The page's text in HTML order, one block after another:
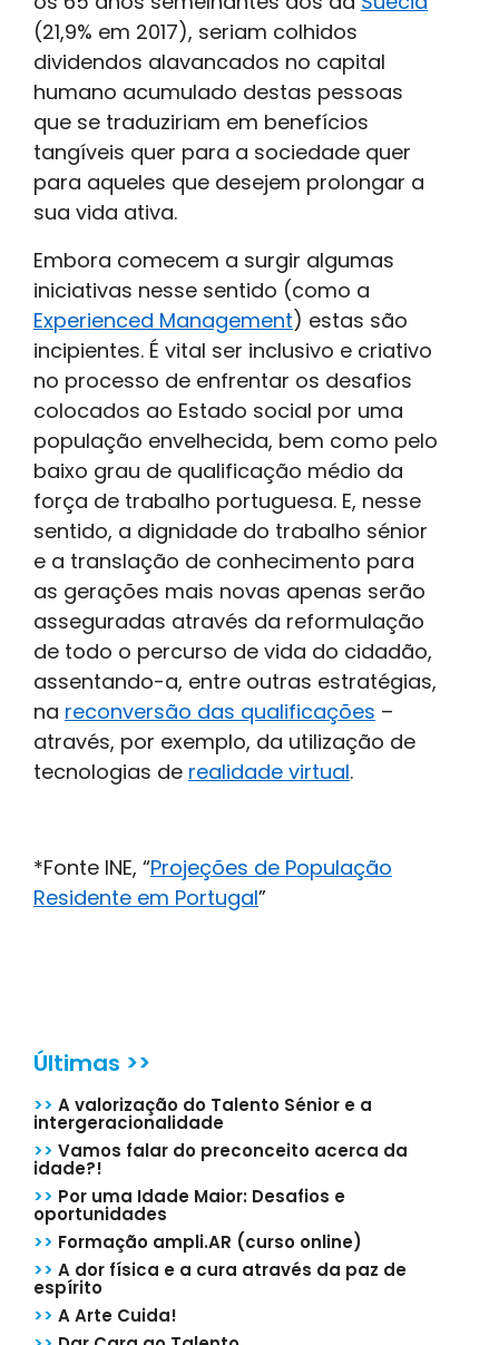
(21,9% em 2017), seriam colhidos
dividendos alavancados no capital
humano acumulado destas pessoas
que se traduziriam em benefícios
tangíveis quer para a sociedade quer
para aqueles que desejem prolongar a
sua vida ativa.
Embora comecem a surgir algumas
iniciativas nesse sentido (como a
Experienced Management) estas são
incipientes. É vital ser inclusivo e criativo
no processo de enfrentar os desafios
colocados ao Estado social por uma
população envelhecida, bem como pelo
baixo grau de qualificação médio da
força de trabalho portuguesa. E, nesse
sentido, a dignidade do trabalho sénior
e a translação de conhecimento para
as gerações mais novas apenas serão
asseguradas através da reformulação
de todo o percurso de vida do cidadão,
assentando-a, entre outras estratégias,
na reconversão das qualificações –
através, por exemplo, da utilização de
tecnologias de realidade virtual.
*Fonte INE, “Projeções de População
Residente em Portugal”
Últimas >>
>> A valorização do Talento Sénior e a
intergeracionalidade
>> Vamos falar do preconceito acerca da
idade?!
>> Por uma Idade Maior: Desafios e
oportunidades
>> Formação ampli.AR (curso online)
>> A dor física e a cura através da paz de
espírito
>> A Arte Cuida!